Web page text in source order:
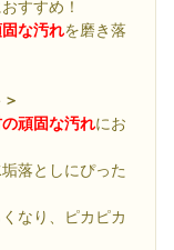
すすめ！
な汚れを磨き落
頑固な汚れにお
落としにぴった
なり、ピカピカ